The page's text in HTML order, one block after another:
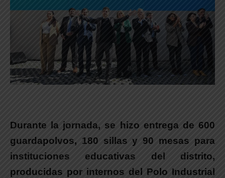
Durante la jornada, se hizo entrega de 600
guardapolvos, 180 sillas y 90 mesas para
instituciones educativas del distrito,
producidas por internos del Polo Industrial